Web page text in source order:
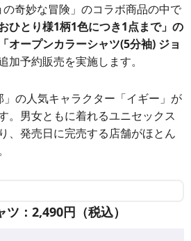
奇妙な冒険」のコラボ商品の中で
おひとり様1柄1色につき1点まで」の
オープンカラーシャツ(5分袖) ジョ
加予約販売を実施します。
の人気キャラクター「イギー」が
。男女ともに着れるユニセックス
、発売日に完売する店舗がほとん
：2,490円（税込）